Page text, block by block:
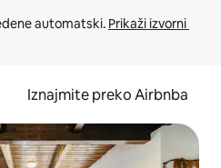
automatski. Prikaži izvorni
Iznajmite preko Airbnba